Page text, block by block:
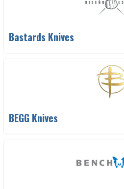
Bastards Knives
BEGG Knives